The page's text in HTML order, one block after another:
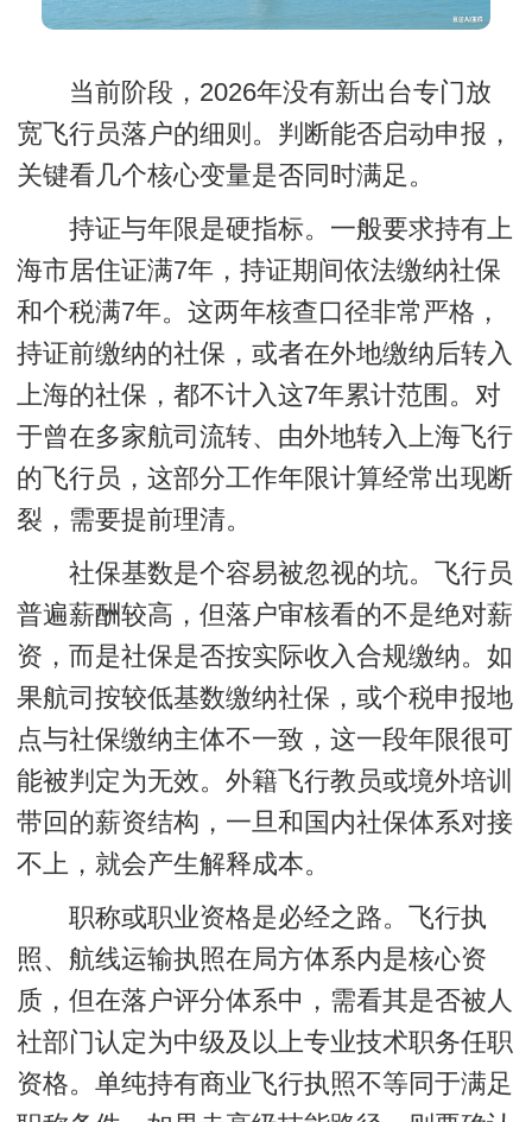
当前阶段，2026年没有新出台专门放
宽飞行员落户的细则。判断能否启动申报，
关键看几个核心变量是否同时满足。
持证与年限是硬指标。一般要求持有上
海市居住证满7年，持证期间依法缴纳社保
和个税满7年。这两年核查口径非常严格，
持证前缴纳的社保，或者在外地缴纳后转入
上海的社保，都不计入这7年累计范围。对
于曾在多家航司流转、由外地转入上海飞行
的飞行员，这部分工作年限计算经常出现断
裂，需要提前理清。
社保基数是个容易被忽视的坑。飞行员
普遍薪酬较高，但落户审核看的不是绝对薪
资，而是社保是否按实际收入合规缴纳。如
果航司按较低基数缴纳社保，或个税申报地
点与社保缴纳主体不一致，这一段年限很可
能被判定为无效。外籍飞行教员或境外培训
带回的薪资结构，一旦和国内社保体系对接
不上，就会产生解释成本。
职称或职业资格是必经之路。飞行执
照、航线运输执照在局方体系内是核心资
质，但在落户评分体系中，需看其是否被人
社部门认定为中级及以上专业技术职务任职
资格。单纯持有商业飞行执照不等同于满足